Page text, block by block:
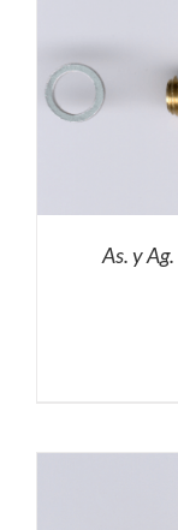
As. y